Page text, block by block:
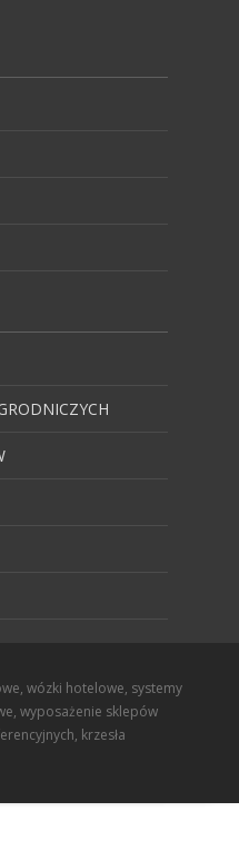
wózki hotelowe, systemy
wyposażenie sklepów
krzesła